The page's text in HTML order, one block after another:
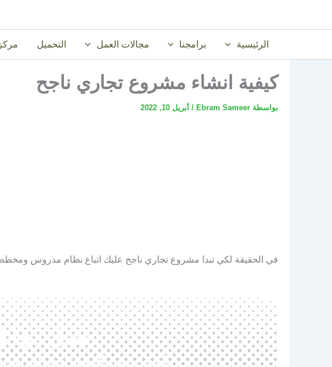
الرئيسية برامجنا مجالات العمل التحميل
كيفية انشاء مشروع تجاري ناجح
بواسطة Ebram Sameer
/ أبريل 10, 2022
في الحقيقة لكي تبدا مشروع تجاري ناجح عليك اتباع نظام مدروس
حمل
استكشف المميزات الرائعة